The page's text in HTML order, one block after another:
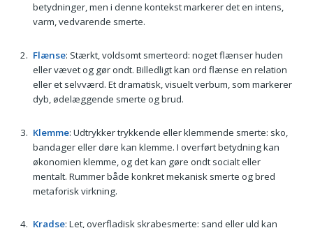
betydninger, men i denne kontekst markerer det en intens,
varm, vedvarende smerte.
Flænse: Stærkt, voldsomt smerteord: noget flænser huden
eller vævet og gør ondt. Billedligt kan ord flænse en relation
eller et selvværd. Et dramatisk, visuelt verbum, som markerer
dyb, ødelæggende smerte og brud.
Klemme: Udtrykker trykkende eller klemmende smerte: sko,
bandager eller døre kan klemme. I overført betydning kan
økonomien klemme, og det kan gøre ondt socialt eller
mentalt. Rummer både konkret mekanisk smerte og bred
metaforisk virkning.
Kradse: Let, overfladisk skrabesmerte: sand eller uld kan